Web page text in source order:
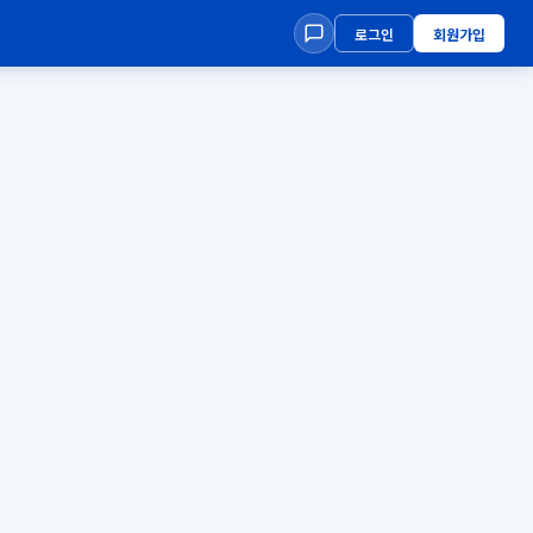
로그인 회원가입